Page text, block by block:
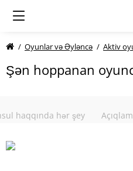
Oyunlar və Əyləncə Aktiv
Şən hoppanan
haqqında hər şey